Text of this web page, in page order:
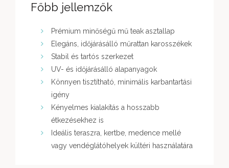
Főbb jellemzők
Prémium minőségű mű teak asztallap
Elegáns, időjárásálló műrattan karosszékek
Stabil és tartós szerkezet
UV- és időjárásálló alapanyagok
Könnyen tisztítható, minimális karbantartási
igény
Kényelmes kialakítás a hosszabb
étkezésekhez is
Ideális teraszra, kertbe, medence mellé
vagy vendéglátóhelyek kültéri használatára